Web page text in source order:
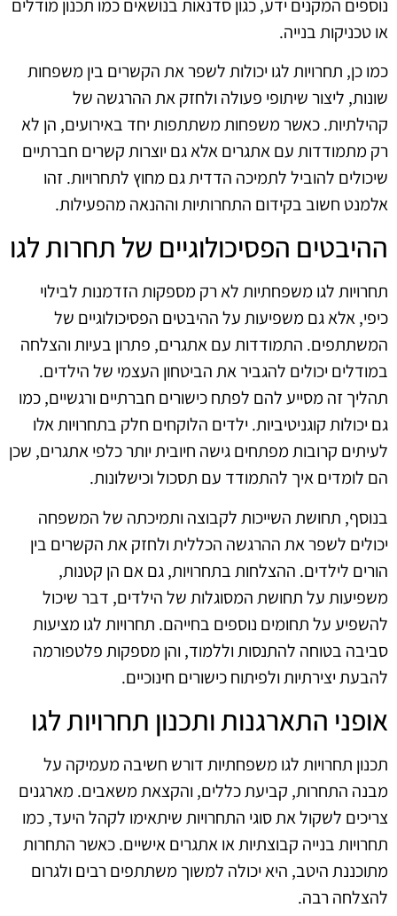
נוספים המקנים ידע, כגון סדנאות בנושאים כמו תכנון מודלים
או טכניקות בנייה.
כמו כן, תחרויות לגו יכולות לשפר את הקשרים בין משפחות
שונות, ליצור שיתופי פעולה ולחזק את ההרגשה של
קהילתיות. כאשר משפחות משתתפות יחד באירועים, הן לא
רק מתמודדות עם אתגרים אלא גם יוצרות קשרים חברתיים
שיכולים להוביל לתמיכה הדדית גם מחוץ לתחרויות. זהו
אלמנט חשוב בקידום התחרותיות וההנאה מהפעילות.
ההיבטים הפסיכולוגיים של תחרות לגו
תחרויות לגו משפחתיות לא רק מספקות הזדמנות לבילוי
כיפי, אלא גם משפיעות על ההיבטים הפסיכולוגיים של
המשתתפים. התמודדות עם אתגרים, פתרון בעיות והצלחה
במודלים יכולים להגביר את הביטחון העצמי של הילדים.
תהליך זה מסייע להם לפתח כישורים חברתיים ורגשיים, כמו
גם יכולות קוגניטיביות. ילדים הלוקחים חלק בתחרויות אלו
לעיתים קרובות מפתחים גישה חיובית יותר כלפי אתגרים, שכן
הם לומדים איך להתמודד עם תסכול וכישלונות.
בנוסף, תחושת השייכות לקבוצה ותמיכתה של המשפחה
יכולים לשפר את ההרגשה הכללית ולחזק את הקשרים בין
הורים לילדים. ההצלחות בתחרויות, גם אם הן קטנות,
משפיעות על תחושת המסוגלות של הילדים, דבר שיכול
להשפיע על תחומים נוספים בחייהם. תחרויות לגו מציעות
סביבה בטוחה להתנסות וללמוד, והן מספקות פלטפורמה
להבעת יצירתיות ולפיתוח כישורים חינוכיים.
אופני התארגנות ותכנון תחרויות לגו
תכנון תחרויות לגו משפחתיות דורש חשיבה מעמיקה על
מבנה התחרות, קביעת כללים, והקצאת משאבים. מארגנים
צריכים לשקול את סוגי התחרויות שיתאימו לקהל היעד, כמו
תחרויות בנייה קבוצתיות או אתגרים אישיים. כאשר התחרות
מתוכננת היטב, היא יכולה למשוך משתתפים רבים ולגרום
להצלחה רבה.